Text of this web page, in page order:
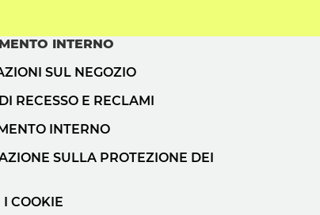
INTERNO
SUL NEGOZIO
RECESSO E RECLAMI
INTERNO
SULLA PROTEZIONE DEI
I COOKIE